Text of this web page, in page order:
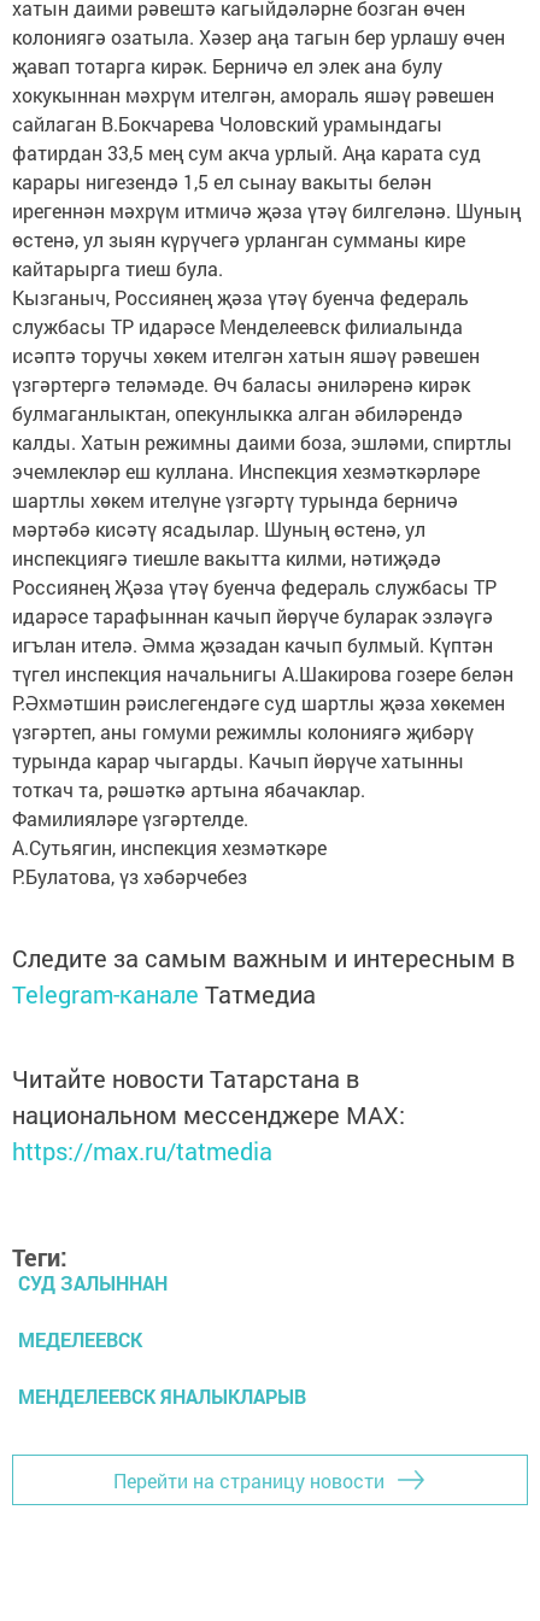
хатын даими рәвештә кагыйдәләрне бозган өчен
колониягә озатыла. Хәзер аңа тагын бер урлашу өчен
җавап тотарга кирәк. Берничә ел элек ана булу
хокукыннан мәхрүм ителгән, амораль яшәү рәвешен
сайлаган В.Бокчарева Чоловский урамындагы
фатирдан 33,5 мең сум акча урлый. Аңа карата суд
карары нигезендә 1,5 ел сынау вакыты белән
ирегеннән мәхрүм итмичә җәза үтәү билгеләнә. Шуның
өстенә, ул зыян күрүчегә урланган сумманы кире
кайтарырга тиеш була.
Кызганыч, Россиянең җәза үтәү буенча федераль
службасы ТР идарәсе Менделеевск филиалында
исәптә торучы хөкем ителгән хатын яшәү рәвешен
үзгәртергә теләмәде. Өч баласы әниләренә кирәк
булмаганлыктан, опекунлыкка алган әбиләрендә
калды. Хатын режимны даими боза, эшләми, спиртлы
эчемлекләр еш куллана. Инспекция хезмәткәрләре
шартлы хөкем ителүне үзгәртү турында берничә
мәртәбә кисәтү ясадылар. Шуның өстенә, ул
инспекциягә тиешле вакытта килми, нәтиҗәдә
Россиянең Җәза үтәү буенча федераль службасы ТР
идарәсе тарафыннан качып йөрүче буларак эзләүгә
игълан ителә. Әмма җәзадан качып булмый. Күптән
түгел инспекция начальнигы А.Шакирова гозере белән
Р.Әхмәтшин рәислегендәге суд шартлы җәза хөкемен
үзгәртеп, аны гомуми режимлы колониягә җибәрү
турында карар чыгарды. Качып йөрүче хатынны
тоткач та, рәшәткә артына ябачаклар.
Фамилияләре үзгәртелде.
А.Сутьягин, инспекция хезмәткәре
Р.Булатова, үз хәбәрчебез
Следите за самым важным и интересным в
Telegram-канале Татмедиа
Читайте новости Татарстана в
национальном мессенджере MАХ:
https://max.ru/tatmedia
Теги:
СУД ЗАЛЫННАН
МЕДЕЛЕЕВСК
МЕНДЕЛЕЕВСК ЯНАЛЫКЛАРЫВ
Перейти на страницу новости